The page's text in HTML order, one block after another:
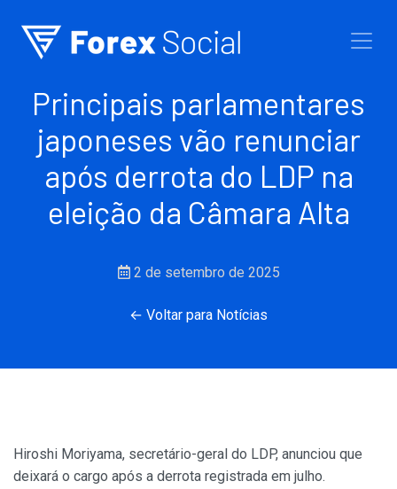
Principais parlamentares
japoneses vão renunciar
após derrota do LDP na
eleição da Câmara Alta
2 de setembro de 2025
← Voltar para Notícias
Hiroshi Moriyama, secretário-geral do LDP, anunciou que
deixará o cargo após a derrota registrada em julho.